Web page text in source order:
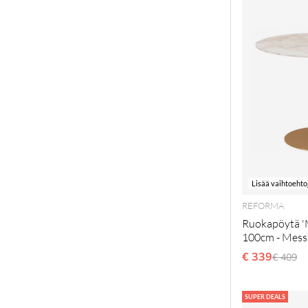
Lisää
REFORMA
Ruokapöytä
100cm -
€ 339€ 409
SUPER DEALS